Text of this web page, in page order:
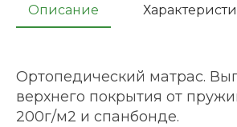
Описание
Ортопедический матрас.
верхнего покрытия от
200г/м2 и спанбонде.